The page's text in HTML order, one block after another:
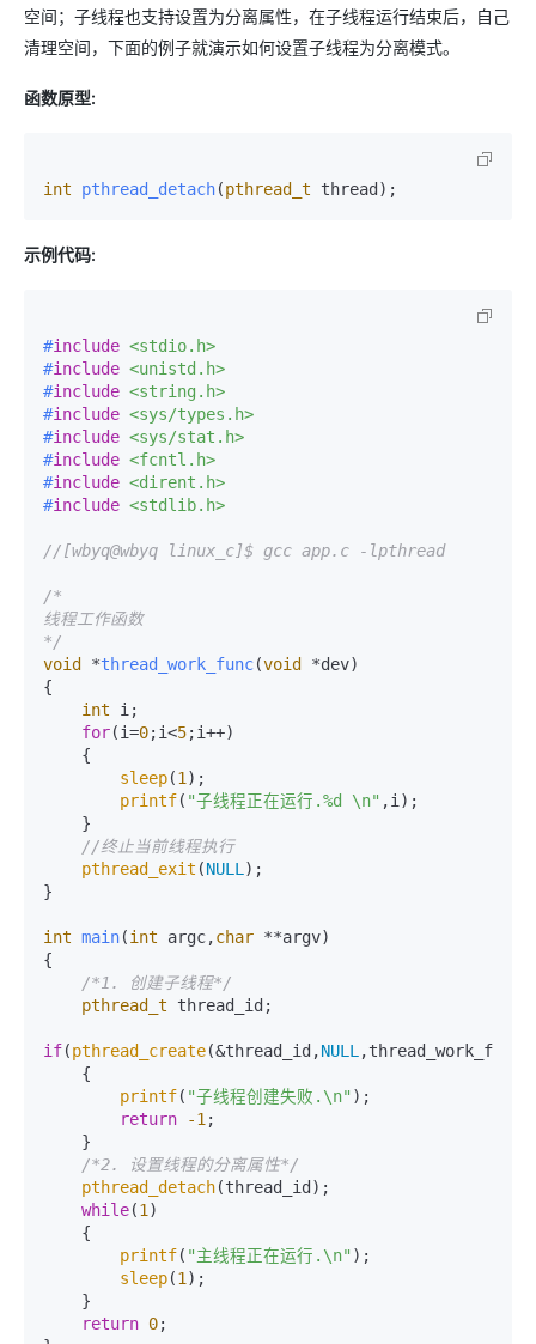
空间；子线程也支持设置为分离属性，在子线程运行结束后，自己
清理空间，下面的例子就演示如何设置子线程为分离模式。
函数原型:
int pthread_detach(pthread_t thread) ;
示例代码:
#include <stdio.h>
#include <unistd.h>
#include <string.h>
#include <sys/types.h>
#include <sys/stat.h>
#include <fcntl.h>
#include <dirent.h>
#include <stdlib.h>
//[wbyq@wbyq linux_c]$ gcc app.c -lpthread
/*
线程工作函数
*/
void
*thread_work_func(void
*dev)
{
int i;
for(i=0;i<5;i++)
sleep(1 );
printf( "子线程正在运行.%d \n" ,i);
//终止当前线程执行
pthread_exit (NULL );
}
int main(int argc,char **argv)
{
/*1. 创建子线程*/
pthread_t thread_id;
if(pthread_create(&thread_id,NULL ,thread_work_func,
printf( "子线程创建失败.\n" );
return
-1 ;
/*2. 设置线程的分离属性*/
pthread_detach(thread_id);
while(1 )
printf( "主线程正在运行.\n" );
sleep(1 );
return 0;